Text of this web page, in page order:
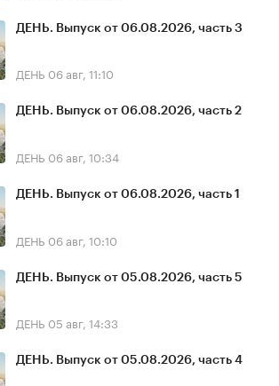
ДЕНЬ. Выпуск от 06.08.2026, часть 3
ДЕНЬ 06 авг, 11:10
ДЕНЬ. Выпуск от 06.08.2026, часть 2
ДЕНЬ 06 авг, 10:34
ДЕНЬ. Выпуск от 06.08.2026, часть 1
ДЕНЬ 06 авг, 10:10
ДЕНЬ. Выпуск от 05.08.2026, часть 5
ДЕНЬ 05 авг, 14:33
ДЕНЬ. Выпуск от 05.08.2026, часть 4